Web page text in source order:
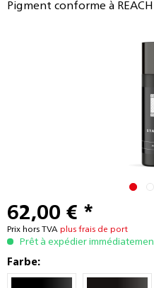
Pigment conforme à REACH
62,00 € *
Prix hors TVA plus frais de port
Prêt à expédier
Farbe: